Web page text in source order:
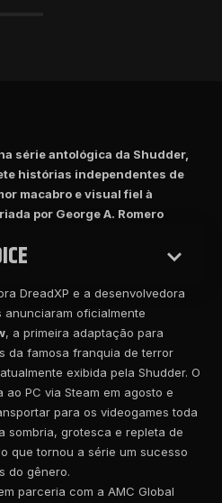
série antológica da Shudder,
histórias independentes de
macabro e visual fiel à
por George A. Romero
DreadXP e a desenvolvedora
anunciaram oficialmente
, a primeira adaptação para
da famosa franquia de terror
exibida pela Shudder. O
ao PC via Steam em agosto e
para os videogames toda
sombria, grotesca e repleta de
que tornou a série um sucesso
do gênero.
parceria com a AMC Global